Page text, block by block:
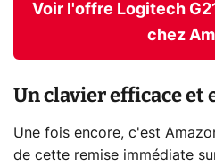
Voir l'offre Logitech
chez
Un clavier efficace et
Une fois encore, c'est
de cette remise immédiate